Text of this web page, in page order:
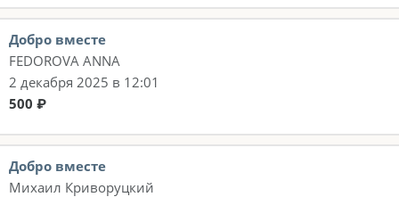
Добро вместе
FEDOROVA ANNA
2 декабря 2025 в 12:01
500 ₽
Добро вместе
Михаил Криворуцкий